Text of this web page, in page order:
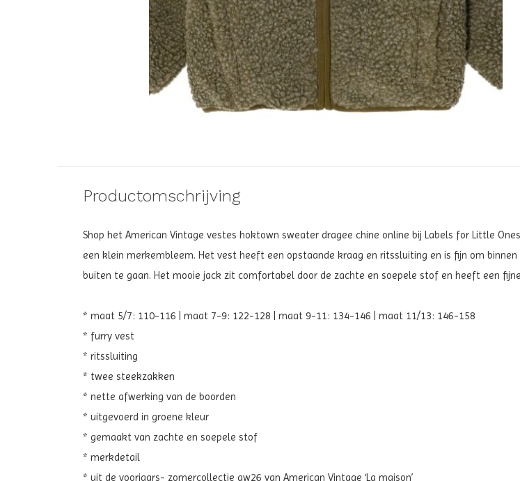
Productomschrijving
Shop het American Vintage vestes hoktown sweater dragee chine online bij Labels for Little
een klein merkembleem. Het vest heeft een opstaande kraag en ritssluiting en is fijn om
buiten te gaan. Het mooie jack zit comfortabel door de zachte en soepele stof en heeft een
* maat 5/7: 110-116 | maat 7-9: 122-128 | maat 9-11: 134-146 | maat 11/13: 146-158
* furry vest
* ritssluiting
* twee steekzakken
* nette afwerking van de boorden
* uitgevoerd in groene kleur
* gemaakt van zachte en soepele stof
* merkdetail
* uit de voorjaars- zomercollectie aw26 van American Vintage ‘La maison’